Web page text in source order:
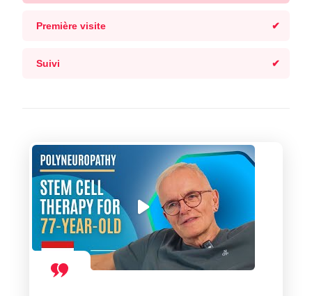
Première visite
Suivi